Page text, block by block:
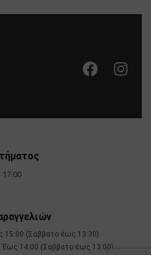
17.00
15:00 (Σάββατο έως 13:30)
Έως 14:00 (Σάββατο έως 13:00)